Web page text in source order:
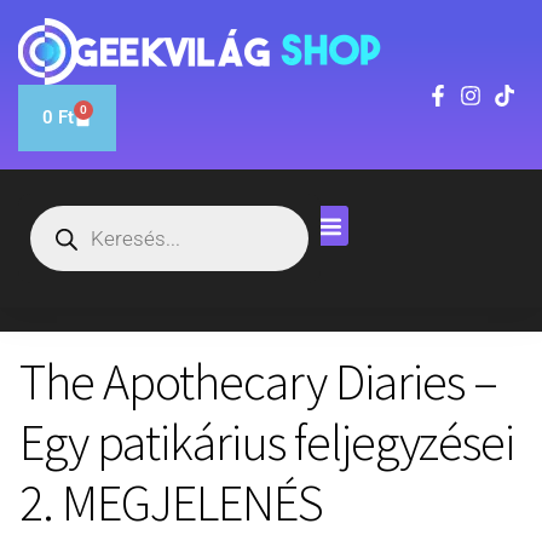
0 Ft 0
The Apothecary Diaries –
Egy patikárius feljegyzései
2. MEGJELENÉS